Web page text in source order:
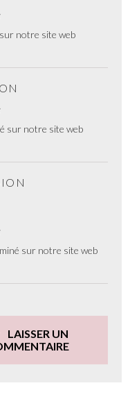
notre site web
sur notre site web
sur notre site web
LAISSER UN